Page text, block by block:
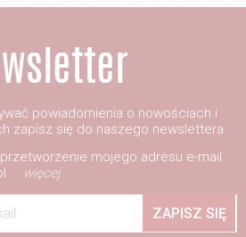
powiadomienia o nowościach i
zapisz się do naszego newslettera
mojego adresu e-mail
więcej
ZAPISZ SIĘ